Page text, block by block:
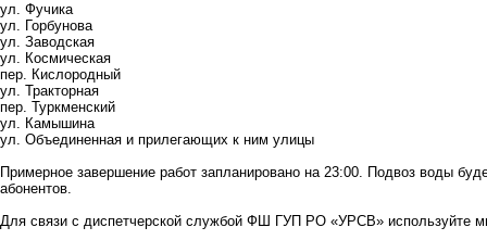
ул. Фучика
ул. Горбунова
ул. Заводская
ул. Космическая
пер. Кислородный
ул. Тракторная
пер. Туркменский
ул. Камышина
ул. Объединенная и прилегающих к ним улицы
Примерное завершение работ запланировано на 23:00. Подвоз воды
абонентов.
Для связи с диспетчерской службой ФШ ГУП РО «УРСВ» используйте